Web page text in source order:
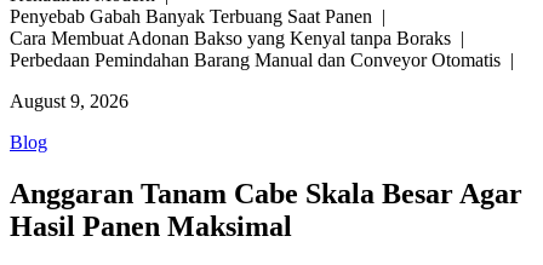
Penyebab Gabah Banyak Terbuang Saat Panen |
Cara Membuat Adonan Bakso yang Kenyal tanpa Boraks |
Perbedaan Pemindahan Barang Manual dan Conveyor Otomatis |
August 9, 2026
Blog
Anggaran Tanam Cabe Skala Besar Agar
Hasil Panen Maksimal